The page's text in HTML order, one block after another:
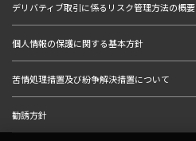
デリバティブ取引に係るリスク管理方法の概要
個人情報の保護に関する基本方針
苦情処理措置及び紛争解決措置について
勧誘方針